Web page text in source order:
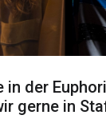
in der
gerne in